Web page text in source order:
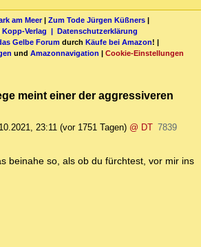
am Meer| Zum Tode Jürgen Küßners |
Kopp-Verlag | Datenschutzerklärung
Gelbe Forum durch Käufe bei Amazon! |
und Amazonnavigation | Cookie-Einstellungen
meint einer der aggressiveren
23:11 (vor 1751 Tagen) @ DT 7839
beinahe so, als ob du fürchtest, vor mir ins